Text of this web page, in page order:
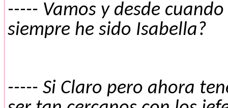
----- Vamos y desde
siempre he sido Isabella?
----- Si Claro pero ahora